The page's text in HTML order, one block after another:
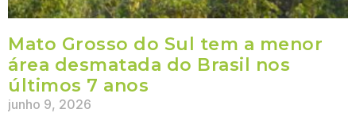
Mato Grosso do Sul tem a menor
área desmatada do Brasil nos
últimos 7 anos
junho 9, 2026